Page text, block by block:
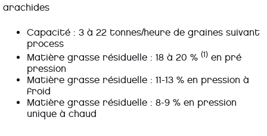
arachides
Capacité : 3 à 22 tonnes/heure de graines suivant
process
Matière grasse résiduelle : 18 à 20 % (1) en pré
pression
Matière grasse résiduelle : 11-13 % en pression à
froid
Matière grasse résiduelle : 8-9 % en pression
unique à chaud